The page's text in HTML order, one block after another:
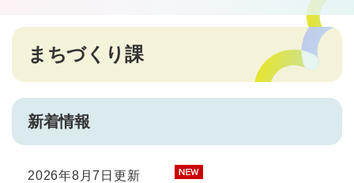
本
まちづくり課
新着情報
2026年8月7日更新